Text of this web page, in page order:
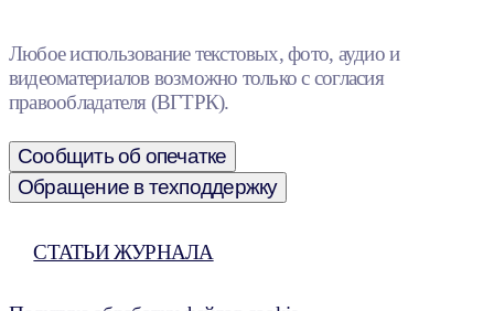
Любое использование текстовых, фото, аудио и
видеоматериалов возможно только с согласия
правообладателя (ВГТРК).
Сообщить об опечатке
Обращение в техподдержку
СТАТЬИ ЖУРНАЛА